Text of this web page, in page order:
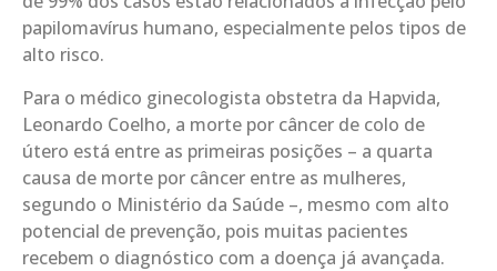
papilomavírus humano, especialmente pelos tipos de
alto risco.
Para o médico ginecologista obstetra da Hapvida,
Leonardo Coelho, a morte por câncer de colo de
útero está entre as primeiras posições – a quarta
causa de morte por câncer entre as mulheres,
segundo o Ministério da Saúde –, mesmo com alto
potencial de prevenção, pois muitas pacientes
recebem o diagnóstico com a doença já avançada.